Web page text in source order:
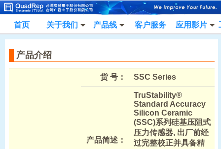
首页 关于我们 产品线 客户服务 应用影片
产品介绍
货 号： SSC Series
产品简述：
TruStability®
Standard Accuracy
Silicon Ceramic
(SSC)系列硅基压阻式
压力传感器, 出厂前经
过完整校正并具备精